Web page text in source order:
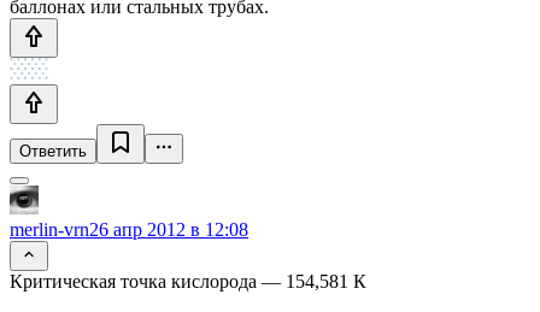
баллонах или стальных трубах.
Ответить
merlin-vrn26 апр 2012 в 12:08
Критическая точка кислорода — 154,581 К